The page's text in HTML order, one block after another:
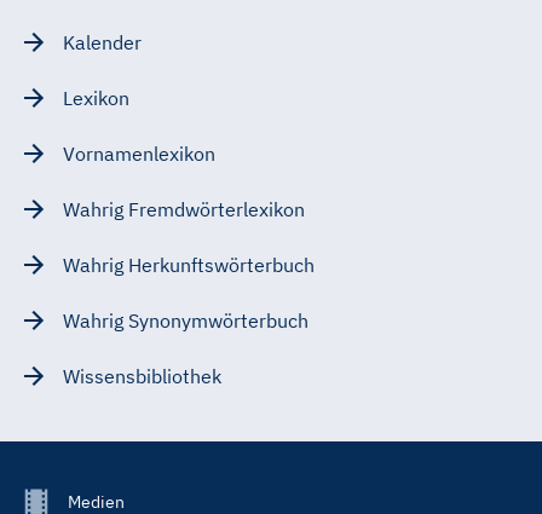
Kalender
Lexikon
Vornamenlexikon
Wahrig Fremdwörterlexikon
Wahrig Herkunftswörterbuch
Wahrig Synonymwörterbuch
Wissensbibliothek
FooterMedien